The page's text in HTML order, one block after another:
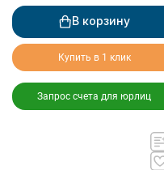
В корзину
Купить в 1 клик
Запрос счета для юрлиц